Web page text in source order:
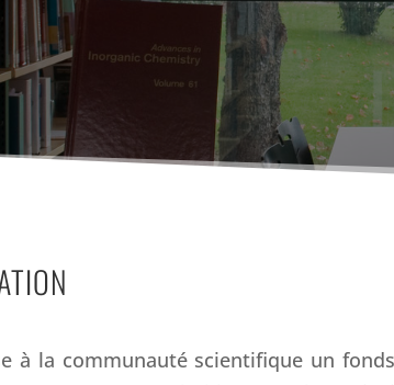
à la communauté scientifique un